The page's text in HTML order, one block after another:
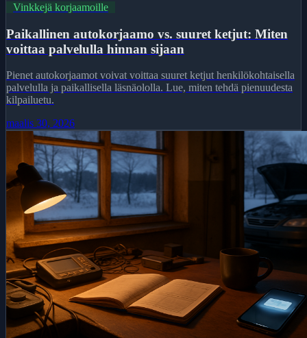
Vinkkejä korjaamoille
Paikallinen autokorjaamo vs. suuret ketjut: Miten
voittaa palvelulla hinnan sijaan
Pienet autokorjaamot voivat voittaa suuret ketjut henkilökohtaisella
palvelulla ja paikallisella läsnäololla. Lue, miten tehdä pienuudesta
kilpailuetu.
maalis 30, 2026